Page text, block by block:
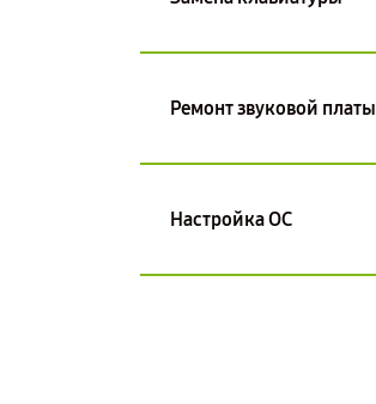
Ремонт звуковой платы
Настройка ОС